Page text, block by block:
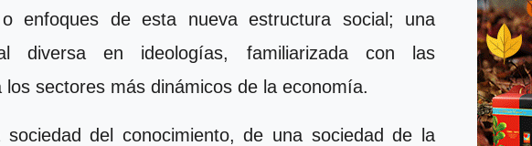
o enfoques de esta nueva estructura social; una
diversa en ideologías, familiarizada con las
sectores más dinámicos de la economía.
del conocimiento, de una sociedad de la